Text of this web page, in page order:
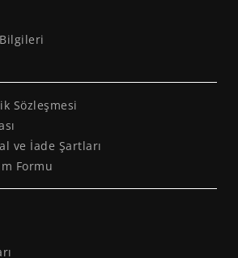
Sözleşmesi
ve İade Şartları
Formu